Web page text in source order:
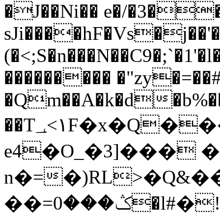
�J��Ni�� e�/
���������
�Qm��A�k�d
��T١>؀F�x�Q�����Me
e4�O_�3]���
n�=
��=ݣ���0�l#�!���B�� ]/Ua